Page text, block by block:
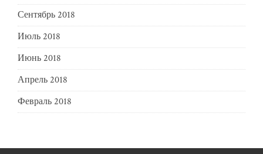
Сентябрь 2018
Июль 2018
Июнь 2018
Апрель 2018
Февраль 2018